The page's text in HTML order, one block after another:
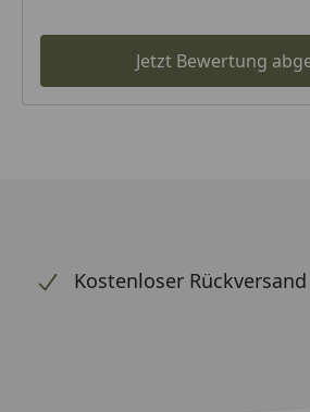
Jetzt Bewertung
Kostenloser